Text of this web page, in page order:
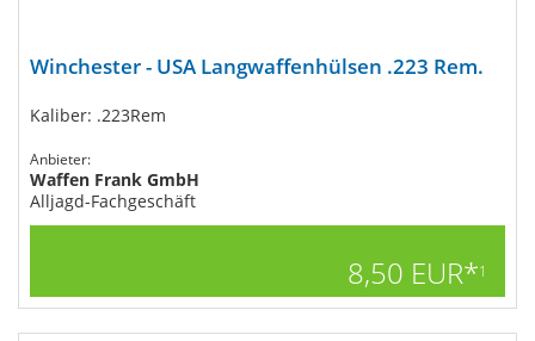
Winchester - USA Langwaffenhülsen .223 Rem.
Kaliber: .223Rem
Anbieter:
Waffen Frank GmbH
Alljagd-Fachgeschäft
8,50 EUR*1